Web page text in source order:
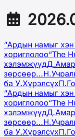
“Ардын намыг хэн
хориглолоо“The
хэлэмжүүд
зөрсөөр...
ба У.Хүрэлсүх
“Ардын намыг хэн
хориглолоо“The
хэлэмжүүд
зөрсөөр...
ба У.Хүрэлсүх